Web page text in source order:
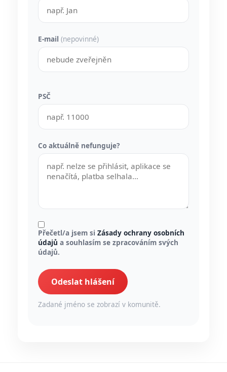
E-mail (nepovinné)
PSČ
Co aktuálně nefunguje?
Přečetl/a jsem si Zásady ochrany osobních
údajů a souhlasím se zpracováním svých
údajů.
Odeslat hlášení
Zadané jméno se zobrazí v komunitě.